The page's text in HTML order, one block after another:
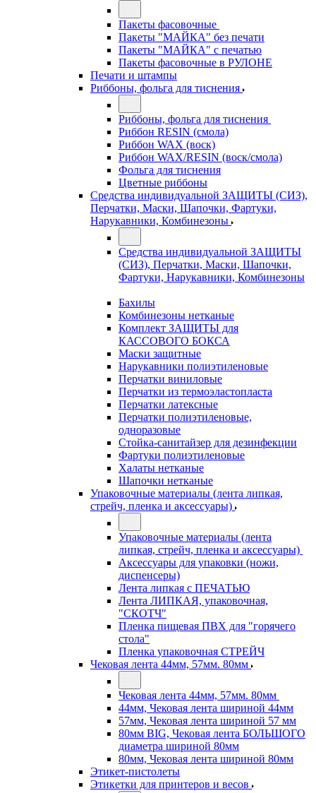
Пакеты фасовочные
Пакеты "МАЙКА" без печати
Пакеты "МАЙКА" с печатью
Пакеты фасовочные в РУЛОНЕ
Печати и штампы
Риббоны, фольга для тиснения
Риббоны, фольга для тиснения
Риббон RESIN (смола)
Риббон WAX (воск)
Риббон WAX/RESIN (воск/смола)
Фольга для тиснения
Цветные риббоны
Средства индивидуальной ЗАЩИТЫ (СИЗ),
Перчатки, Маски, Шапочки, Фартуки,
Нарукавники, Комбинезоны
Средства индивидуальной ЗАЩИТЫ
(СИЗ), Перчатки, Маски, Шапочки,
Фартуки, Нарукавники, Комбинезоны
Бахилы
Комбинезоны нетканые
Комплект ЗАЩИТЫ для
КАССОВОГО БОКСА
Маски защитные
Нарукавники полиэтиленовые
Перчатки виниловые
Перчатки из термоэластопласта
Перчатки латексные
Перчатки полиэтиленовые,
одноразовые
Стойка-санитайзер для дезинфекции
Фартуки полиэтиленовые
Халаты нетканые
Шапочки нетканые
Упаковочные материалы (лента липкая,
стрейч, пленка и аксессуары)
Упаковочные материалы (лента
липкая, стрейч, пленка и аксессуары)
Аксессуары для упаковки (ножи,
диспенсеры)
Лента липкая с ПЕЧАТЬЮ
Лента ЛИПКАЯ, упаковочная,
"СКОТЧ"
Пленка пищевая ПВХ для "горячего
стола"
Пленка упаковочная СТРЕЙЧ
Чековая лента 44мм, 57мм. 80мм
Чековая лента 44мм, 57мм. 80мм
44мм, Чековая лента шириной 44мм
57мм, Чековая лента шириной 57 мм
80мм BIG, Чековая лента БОЛЬШОГО
диаметра шириной 80мм
80мм, Чековая лента шириной 80мм
Этикет-пистолеты
Этикетки для принтеров и весов